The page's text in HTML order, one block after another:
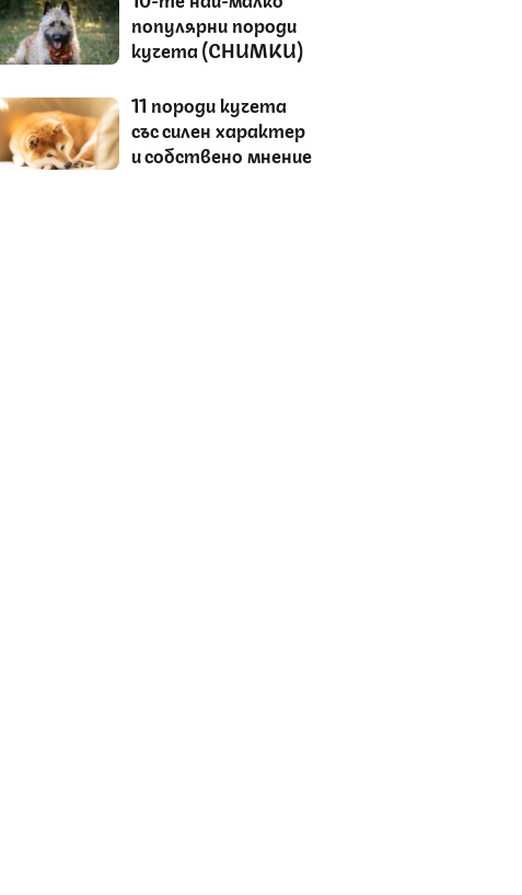
популярни породи
кучета (СНИМКИ)
11 породи кучета
със силен характер
и собствено мнение